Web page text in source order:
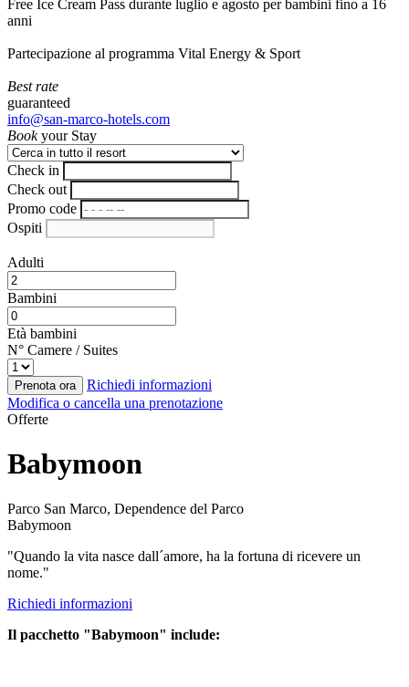
Free Ice Cream Pass durante luglio e agosto per bambini fino a 16
anni
Partecipazione al programma Vital Energy & Sport
Best rate
guaranteed
info@san-marco-hotels.com
Bookyour Stay
Check in
Check out
Promo code
Ospiti
Adulti
Bambini
Età bambini
N° Camere / Suites
Prenota ora
Richiedi informazioni
Modifica o cancella una prenotazione
Offerte
Babymoon
Parco San Marco, Dependence del Parco
Babymoon
"Quando la vita nasce dall´amore, ha la fortuna di ricevere un
nome."
Richiedi informazioni
Il pacchetto "Babymoon" include: